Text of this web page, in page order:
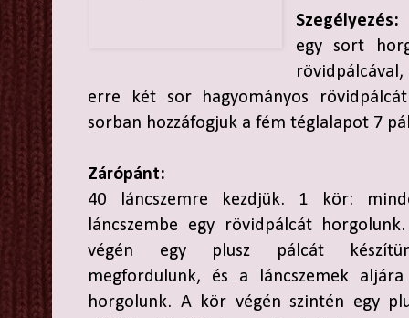
Szegélyezés:
egy sort
erre két sor hagyományos
sorban hozzáfogjuk a fém téglalapot 7
Zárópánt:
40 láncszemre kezdjük. 1 kör:
láncszembe egy rövidpálcát
végén egy plusz pálcát
megfordulunk, és a láncszemek
horgolunk. A kör végén szintén egy